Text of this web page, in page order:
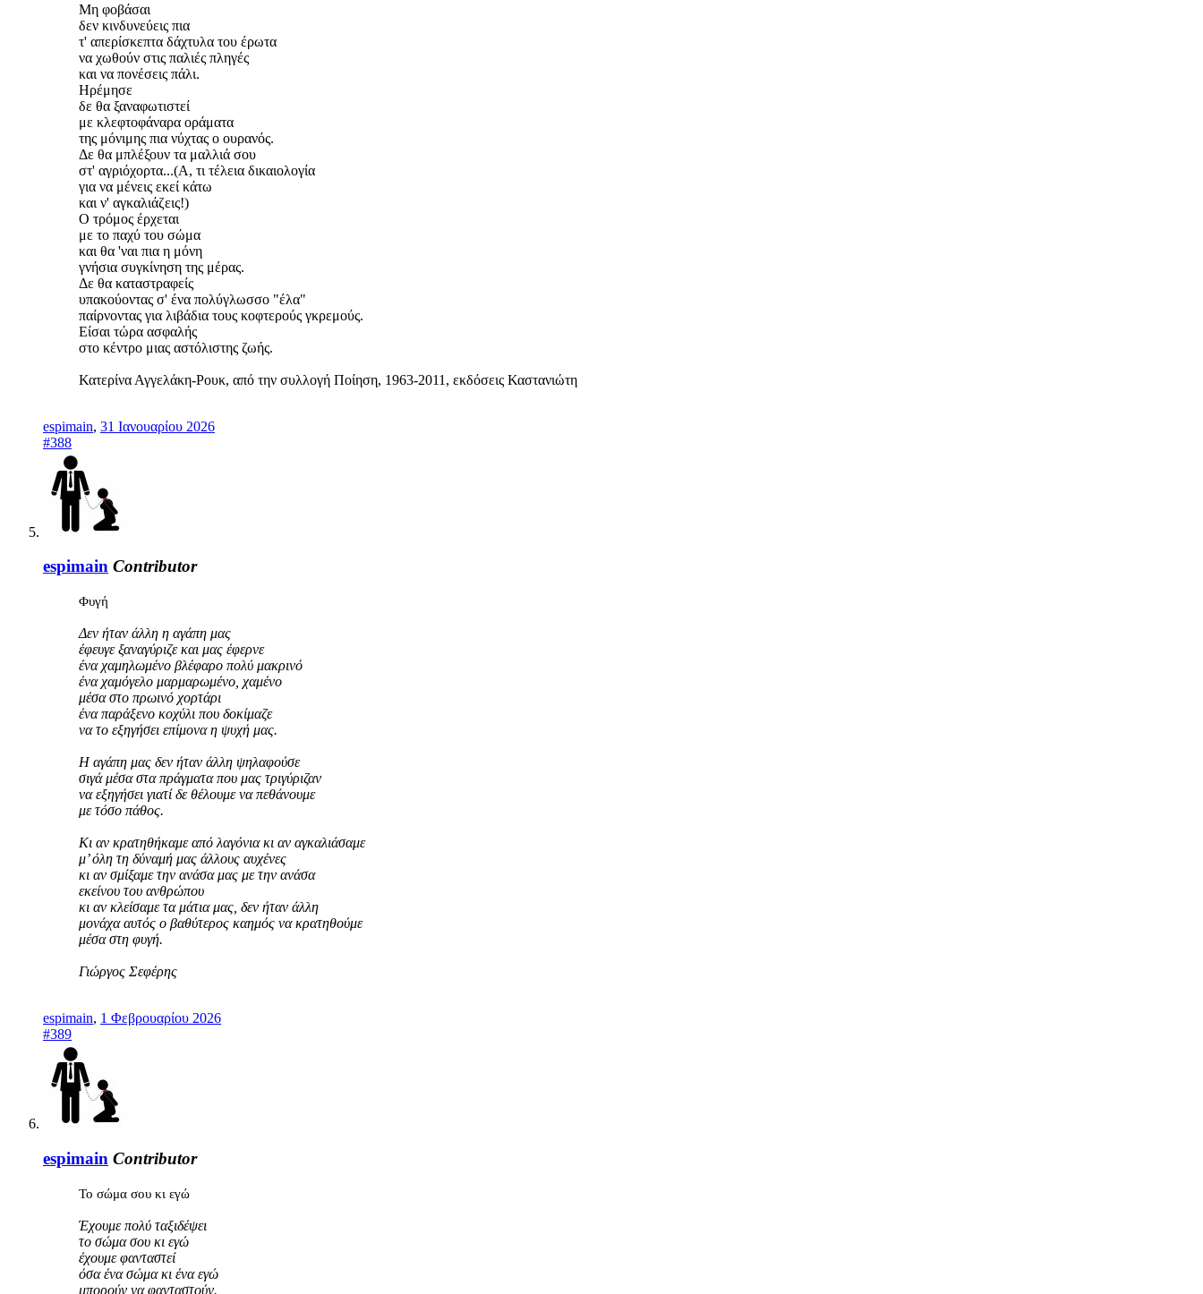
Μη φοβάσαι
δεν κινδυνεύεις πια
τ' απερίσκεπτα δάχτυλα του έρωτα
να χωθούν στις παλιές πληγές
και να πονέσεις πάλι.
Ηρέμησε
δε θα ξαναφωτιστεί
με κλεφτοφάναρα οράματα
της μόνιμης πια νύχτας ο ουρανός.
Δε θα μπλέξουν τα μαλλιά σου
στ' αγριόχορτα...(Α, τι τέλεια δικαιολογία
για να μένεις εκεί κάτω
και ν' αγκαλιάζεις!)
Ο τρόμος έρχεται
με το παχύ του σώμα
και θα 'ναι πια η μόνη
γνήσια συγκίνηση της μέρας.
Δε θα καταστραφείς
υπακούοντας σ' ένα πολύγλωσσο "έλα"
παίρνοντας για λιβάδια τους κοφτερούς γκρεμούς.
Είσαι τώρα ασφαλής
στο κέντρο μιας αστόλιστης ζωής.
Κατερίνα Αγγελάκη-Ρουκ, από την συλλογή Ποίηση, 1963-2011, εκδόσεις Καστανιώτη
espimain, 31 Ιανουαρίου 2026
#388
espimain Contributor
Φυγή
Δεν ήταν άλλη η αγάπη μας
έφευγε ξαναγύριζε και μας έφερνε
ένα χαμηλωμένο βλέφαρο πολύ μακρινό
ένα χαμόγελο μαρμαρωμένο, χαμένο
μέσα στο πρωινό χορτάρι
ένα παράξενο κοχύλι που δοκίμαζε
να το εξηγήσει επίμονα η ψυχή μας.
H αγάπη μας δεν ήταν άλλη ψηλαφούσε
σιγά μέσα στα πράγματα που μας τριγύριζαν
να εξηγήσει γιατί δε θέλουμε να πεθάνουμε
με τόσο πάθος.
Kι αν κρατηθήκαμε από λαγόνια κι αν αγκαλιάσαμε
μ’ όλη τη δύναμή μας άλλους αυχένες
κι αν σμίξαμε την ανάσα μας με την ανάσα
εκείνου του ανθρώπου
κι αν κλείσαμε τα μάτια μας, δεν ήταν άλλη
μονάχα αυτός ο βαθύτερος καημός να κρατηθούμε
μέσα στη φυγή.
Γιώργος Σεφέρης
espimain, 1 Φεβρουαρίου 2026
#389
espimain Contributor
Το σώμα σου κι εγώ
Έχουμε πολύ ταξιδέψει
το σώμα σου κι εγώ
έχουμε φανταστεί
όσα ένα σώμα κι ένα εγώ
μπορούν να φανταστούν.